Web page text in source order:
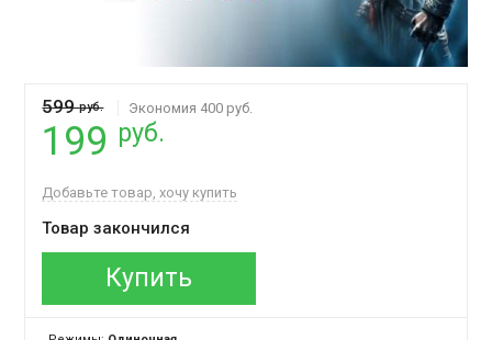
599руб. Экономия 400 руб.
199 руб.
Добавьте товар, хочу купить
Товар закончился
Купить